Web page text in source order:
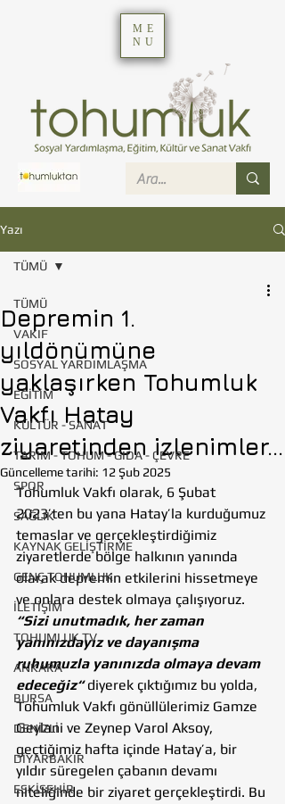
ME
NU
Yazı
TÜMÜ
VAKIF
SOSYAL YARDIMLAŞMA
EĞİTİM
KÜLTÜR - SANAT
TARIM - TOHUM - GIDA - ÇEVRE
SPOR
SAĞLIK
KAYNAK GELİŞTİRME
GENÇ TOHUMLUK
İLETİŞİM
TOHUMLUK TV
ANKARA
BURSA
DENİZLİ
DİYARBAKIR
ESKİŞEHİR
TÜMÜ
Depremin 1.
yıldönümüne
yaklaşırken Tohumluk
Vakfı Hatay
ziyaretinden izlenimler...
Güncelleme tarihi: 12 Şub 2025
Tohumluk Vakfı olarak, 6 Şubat
2023’ten bu yana Hatay’la kurduğumuz
temaslar ve gerçekleştirdiğimiz
ziyaretlerde bölge halkının yanında
olarak depremin etkilerini hissetmeye
ve onlara destek olmaya çalışıyoruz.
“Sizi unutmadık, her zaman
yanınızdayız ve dayanışma
ruhumuzla yanınızda olmaya devam
edeceğiz“ diyerek çıktığımız bu yolda,
Tohumluk Vakfı gönüllülerimiz Gamze
Geylani ve Zeynep Varol Aksoy,
geçtiğimiz hafta içinde Hatay’a, bir
yıldır süregelen çabanın devamı
niteliğinde bir ziyaret gerçekleştirdi. Bu